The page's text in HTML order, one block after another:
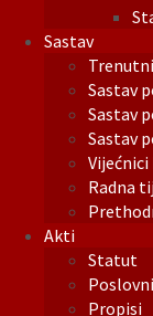
Sastav
Sastav
Sastav
Sastav
Radna
Akti
Statut
Propisi